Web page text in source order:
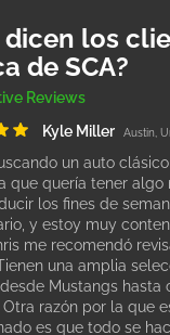
dicen los
de SCA?
Reviews
Kyle Miller
Austin,
un auto
que quería tener algo
los fines de
y estoy muy
me recomendó
una amplia
Mustangs hasta
razón por la que
es que todo se